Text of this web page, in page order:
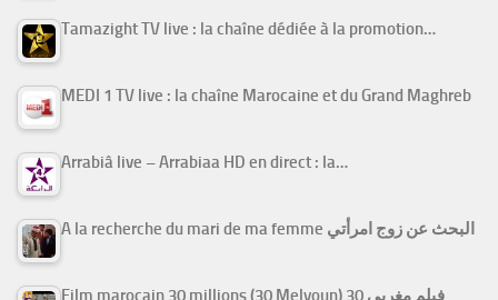
Tamazight TV live : la chaîne dédiée à la promotion…
MEDI 1 TV live : la chaîne Marocaine et du Grand Maghreb
Arrabiâ live – Arrabiaa HD en direct : la…
A la recherche du mari de ma femme البحث عن زوج امرأتي
Film marocain 30 millions (30 Melyoun) فيلم مغربي 30